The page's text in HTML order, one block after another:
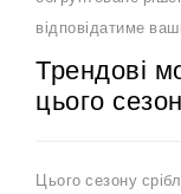
відповідатиме
Трендові
цього
Цього сезону